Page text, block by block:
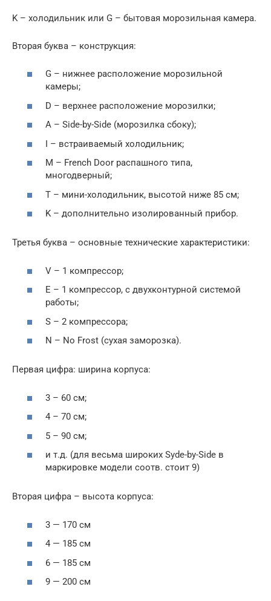
K – холодильник или G – бытовая морозильная камера.
Вторая буква – конструкция:
G – нижнее расположение морозильной
камеры;
D – верхнее расположение морозилки;
А – Side-by-Side (морозилка сбоку);
I – встраиваемый холодильник;
M – French Door распашного типа,
многодверный;
Т – мини-холодильник, высотой ниже 85 см;
K – дополнительно изолированный прибор.
Третья буква – основные технические характеристики:
V – 1 компрессор;
E – 1 компрессор, с двухконтурной системой
работы;
S – 2 компрессора;
N – No Frost (сухая заморозка).
Первая цифра: ширина корпуса:
3 – 60 см;
4 – 70 см;
5 – 90 см;
и т.д. (для весьма широких Syde-by-Side в
маркировке модели соотв. стоит 9)
Вторая цифра – высота корпуса:
3 — 170 см
4 — 185 см
6 — 185 см
9 — 200 см